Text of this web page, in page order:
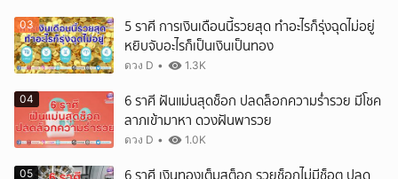
03
5 ราศี การเงินเดือนนี้รวยสุด ทำอะไรก็รุ่งฉุดไม่อยู่
หยิบจับอะไรก็เป็นเงินเป็นทอง
ดวง D • 1.3K
04
6 ราศี ฝันแม่นสุดช็อก ปลดล็อกความร่ำรวย มีโชค
ลาภเข้ามาหา ดวงฝันพารวย
ดวง D • 1.0K
05
ยกเลิก